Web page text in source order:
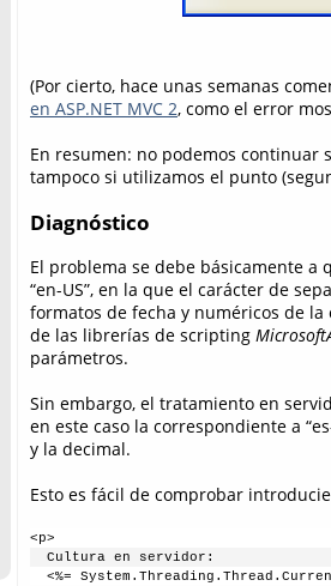
(Por cierto, hace unas semanas
en ASP.NET MVC 2, como el error
En resumen: no podemos continuar
tampoco si utilizamos el punto
Diagnóstico
El problema se debe básicamente
“en-US”, en la que el carácter de
formatos de fecha y numéricos de
de las librerías de scripting
parámetros.
Sin embargo, el tratamiento en
en este caso la correspondiente a
y la decimal.
Esto es fácil de comprobar
<p>
Cultura en servidor:
<%=